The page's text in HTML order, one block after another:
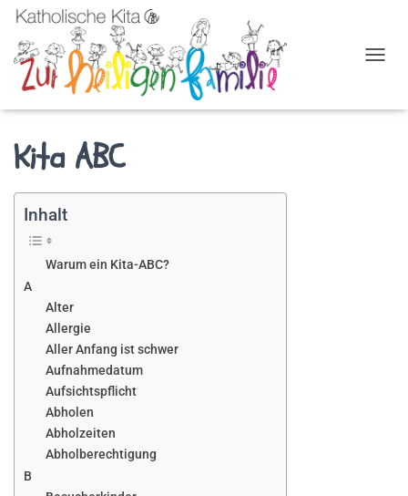
Kita ABC
Inhalt
Warum ein Kita-ABC?
A
Alter
Allergie
Aller Anfang ist schwer
Aufnahmedatum
Aufsichtspflicht
Abholen
Abholzeiten
Abholberechtigung
B